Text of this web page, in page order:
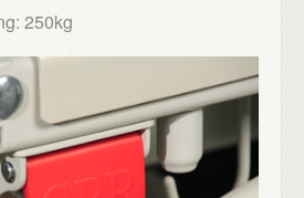
250kg